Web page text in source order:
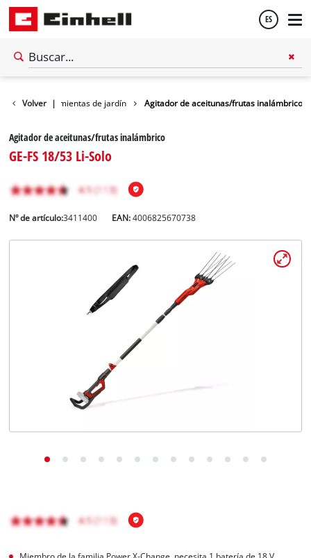
ES
Volver |
Otras herramientas de jardín Agitador de aceitunas/frutas inalámbrico
Agitador de aceitunas/frutas inalámbrico
GE-FS 18/53 Li-Solo
Nº de artículo:3411400 EAN:4006825670738